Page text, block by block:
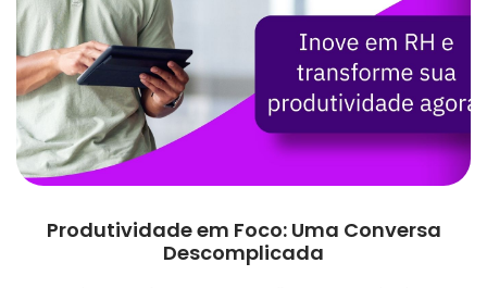
Produtividade em Foco: Uma Conversa
Descomplicada